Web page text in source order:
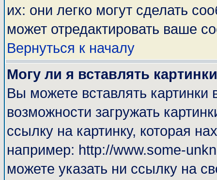
их: они легко могут сделать
может отредактировать ваше
Вернуться к началу
Могу ли я вставлять
Вы можете вставлять
возможности загружать
ссылку на картинку, которая
например: http://www.some-
можете указать ни ссылку на